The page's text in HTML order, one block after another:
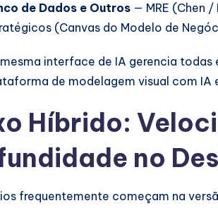
de Dados e Outros — MRE (Chen
(Canvas do Modelo de
interface de IA gerencia
de modelagem visual com IA
Híbrido:
no
frequentemente começam na